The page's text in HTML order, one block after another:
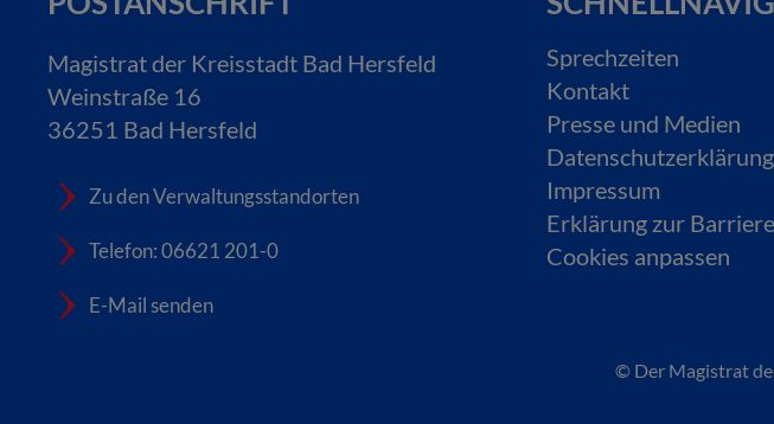
Magistrat der Kreisstadt Bad Hersfeld
Weinstraße 16
36251 Bad Hersfeld
Zu den Verwaltungsstandorten
Telefon: 06621 201-0
E-Mail senden
Sprechzeiten
Kontakt
Presse und Medien
Datenschutzerklärung
Impressum
Erklärung zur
Cookies anpassen
© Der Magistrat